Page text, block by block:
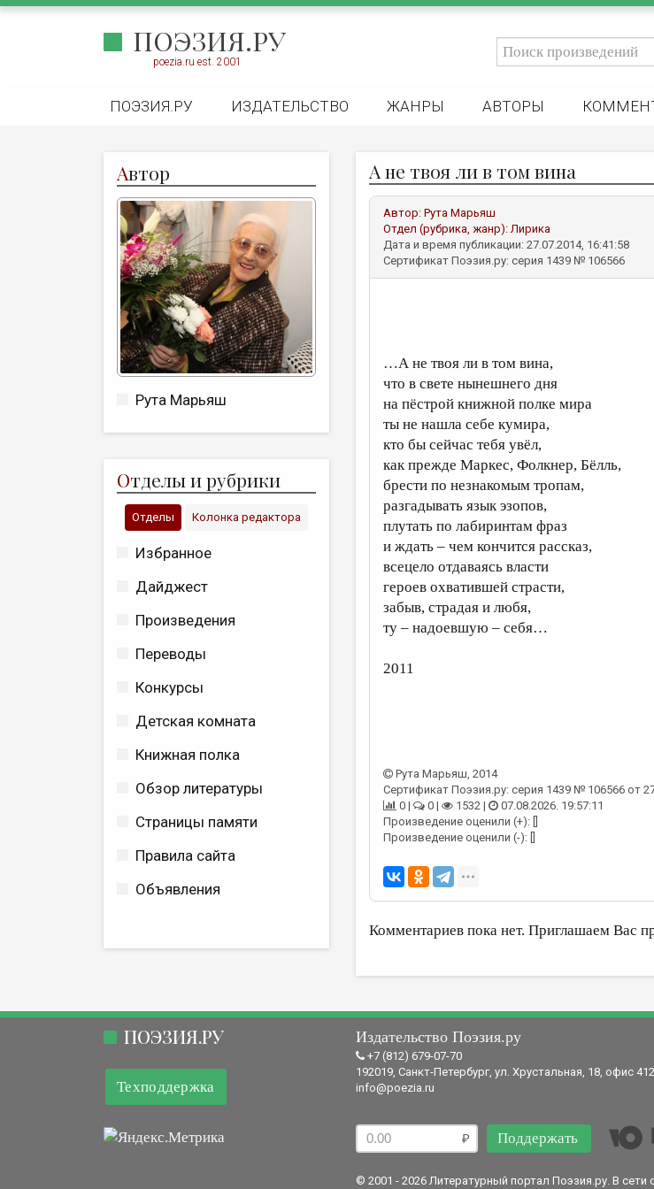
ПОЭЗИЯ.РУ
poezia.ru est. 2001
ПОЭЗИЯ.РУ ИЗДАТЕЛЬСТВО ЖАНРЫ АВТОРЫ
Автор
Рута Марьяш
Отделы и рубрики
Отделы Колонка редактора
Избранное
Дайджест
Произведения
Переводы
Конкурсы
Детская комната
Книжная полка
Обзор литературы
Страницы памяти
Правила сайта
Объявления
А не твоя ли в том вина
Автор: Рута Марьяш
Отдел (рубрика, жанр):Лирика
Дата и время публикации: 27.07.2014, 16:41:58
Сертификат Поэзия.ру: серия 1439 № 106566
…А не твоя ли в том вина,
что в свете нынешнего дня
на пёстрой книжной полке мира
ты не нашла себе кумира,
кто бы сейчас тебя увёл,
как прежде Маркес, Фолкнер, Бёлль,
брести по незнакомым тропам,
разгадывать язык эзопов,
плутать по лабиринтам фраз
и ждать – чем кончится рассказ,
всецело отдаваясь власти
героев охватившей страсти,
забыв, страдая и любя,
ту – надоевшую – себя…
2011
Рута Марьяш, 2014
Сертификат Поэзия.ру: серия 1439 № 106566 от
0 |
0 | 1532 |
07.08.2026. 19:57:11
Произведение оценили (+): []
Произведение оценили (-): []
Комментариев пока нет. Приглашаем Вас
ПОЭЗИЯ.РУ
Техподдержка
Издательство Поэзия.ру
+7 (812) 679-07-70
192019, Санкт-Петербург, ул. Хрустальная, 18, офис 412
info@poezia.ru
Поддержать
© 2001 - 2026 Литературный портал Поэзия.ру. В сети